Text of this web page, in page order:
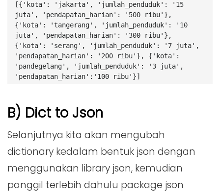
[{'kota': 'jakarta', 'jumlah_penduduk': '15
juta', 'pendapatan_harian': '500 ribu'},
{'kota': 'tangerang', 'jumlah_penduduk': '10
juta', 'pendapatan_harian': '300 ribu'},
{'kota': 'serang', 'jumlah_penduduk': '7 juta',
'pendapatan_harian': '200 ribu'}, {'kota':
'pandegelang', 'jumlah_penduduk': '3 juta',
'pendapatan_harian':'100 ribu'}]
B) Dict to Json
Selanjutnya kita akan mengubah
dictionary kedalam bentuk json dengan
menggunakan library json, kemudian
panggil terlebih dahulu package json